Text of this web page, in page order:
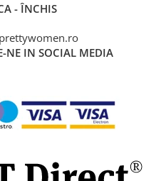
- ÎNCHIS
NE IN SOCIAL MEDIA